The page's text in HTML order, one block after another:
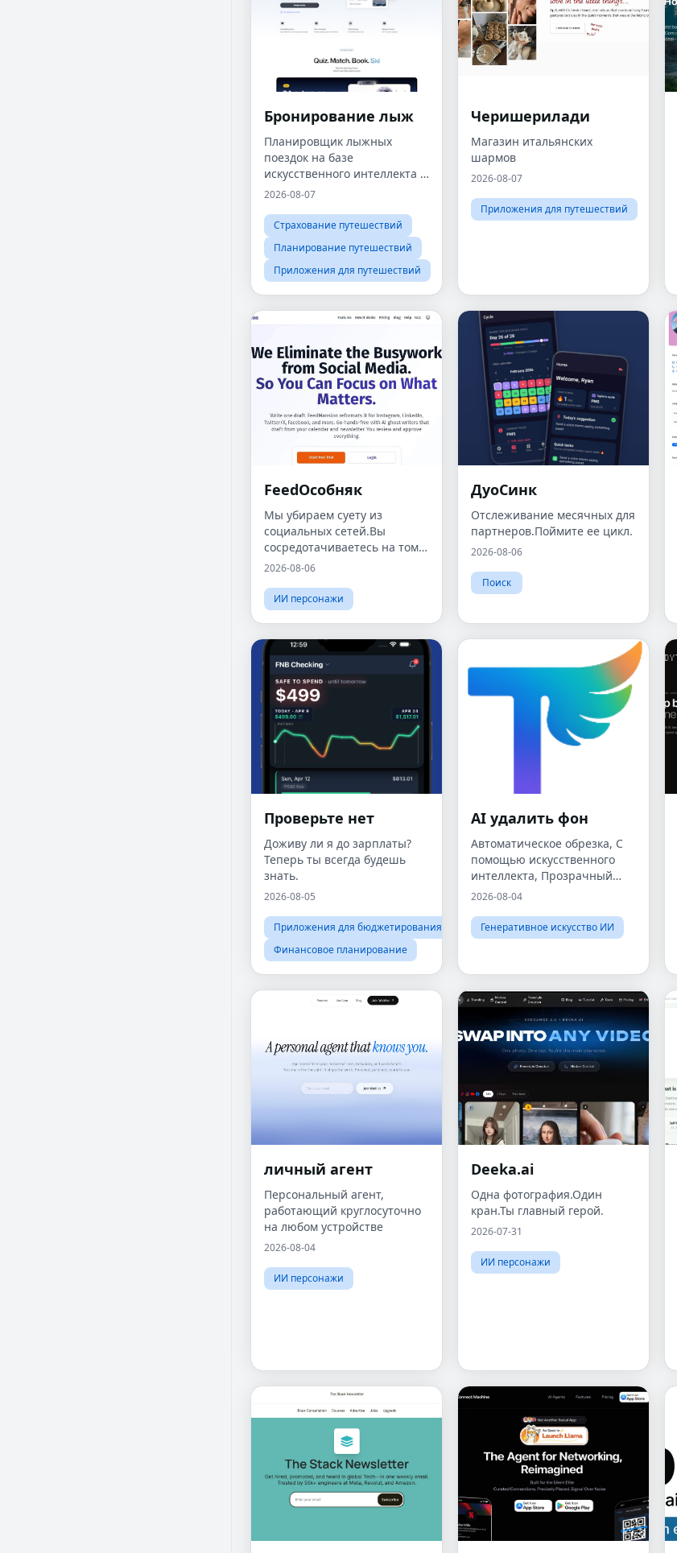
Бронирование лыж
Планировщик лыжных
поездок на базе
искусственного интеллекта с
персональными
курортам и умным
конструктором пакетов.
2026-08-07
Страхование путешествий
Планирование путешествий
Приложения для путешествий
Черишерилади
Магазин итальянских
шармов
2026-08-07
Приложения для путешествий
FeedОсобняк
Мы убираем суету из
социальных сетей.Вы
сосредотачиваетесь на том,
что важно.
2026-08-06
ИИ персонажи
ДуоСинк
Отслеживание месячных для
партнеров.Поймите ее цикл.
2026-08-06
Поиск
Проверьте нет
Доживу ли я до зарплаты?
Теперь ты всегда будешь
знать.
2026-08-05
Приложения для бюджетирования
Финансовое планирование
AI удалить фон
Автоматическое обрезка, С
помощью искусственного
интеллекта, Прозрачный
фон, На основе браузера,
2026-08-04
Генеративное искусство ИИ
личный агент
Персональный агент,
работающий круглосуточно
на любом устройстве
2026-08-04
ИИ персонажи
Deeka.ai
Одна фотография.Один
кран.Ты главный герой.
2026-07-31
ИИ персонажи